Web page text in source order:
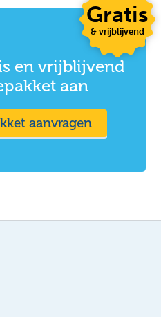
en vrijblijvend
aan
aanvragen
Gratis
& vrijblijvend